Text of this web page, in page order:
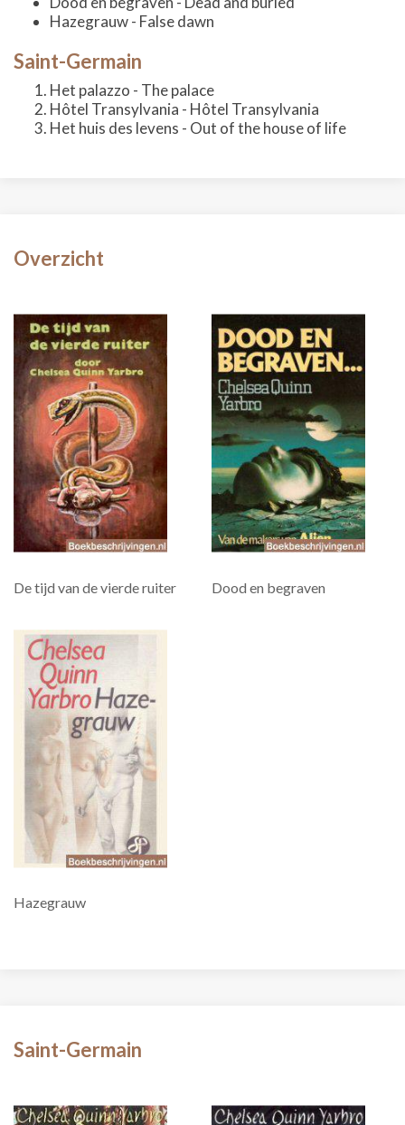
Hazegrauw - False dawn
Saint-Germain
Het palazzo - The palace
Hôtel Transylvania - Hôtel Transylvania
Het huis des levens - Out of the house of life
Overzicht
De tijd van de vierde ruiter Dood en begraven
Hazegrauw
Saint-Germain